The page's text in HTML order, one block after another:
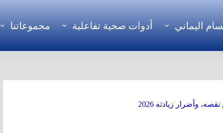
اليماني أدوات صحية تفاعلية مجموعاتنا